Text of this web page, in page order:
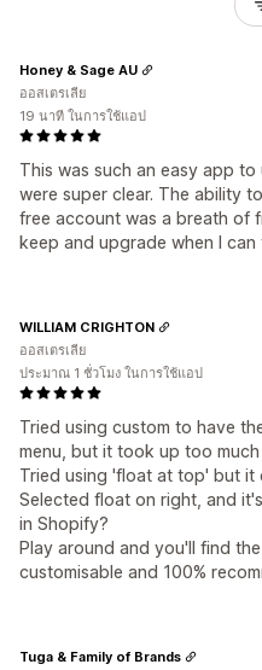
This was such an easy app
were super clear. The ability
free account was a breath of
keep and upgrade when I
Honey & Sage AU
ออสเตรเลีย
19 นาที ในการใช้แอป
Tried using custom to have
menu, but it took up too much
Tried using 'float at top' but it
Selected float on right, and
in Shopify?
Play around and you'll find
customisable and 100%
WILLIAM CRIGHTON
ออสเตรเลีย
ประมาณ 1 ชั่วโมง ในการใช้แอป
Tuga & Family of Brands